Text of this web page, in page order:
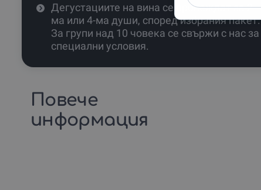
Дегустациите на вина се провеждат за 2-
ма или 4-ма души, според избрания пакет.
За групи над 10 човека се свържи с нас за
специални условия.
Повече
информация